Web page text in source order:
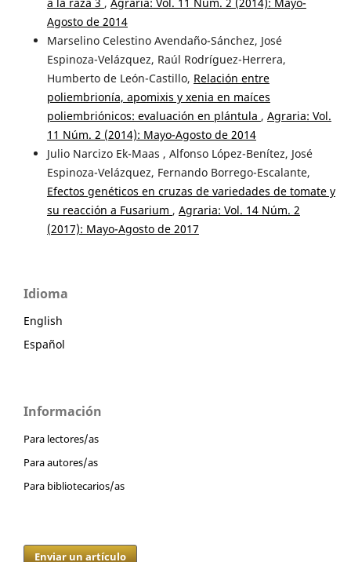
Agosto de 2014
Marselino Celestino Avendaño-Sánchez, José
Espinoza-Velázquez, Raúl Rodríguez-Herrera,
Humberto de León-Castillo, Relación entre
poliembrionía, apomixis y xenia en maíces
poliembriónicos: evaluación en plántula , Agraria: Vol.
11 Núm. 2 (2014): Mayo-Agosto de 2014
Julio Narcizo Ek-Maas , Alfonso López-Benítez, José
Espinoza-Velázquez, Fernando Borrego-Escalante,
Efectos genéticos en cruzas de variedades de tomate y
su reacción a Fusarium , Agraria: Vol. 14 Núm. 2
(2017): Mayo-Agosto de 2017
Idioma
English
Español
Información
Para lectores/as
Para autores/as
Para bibliotecarios/as
Enviar un artículo